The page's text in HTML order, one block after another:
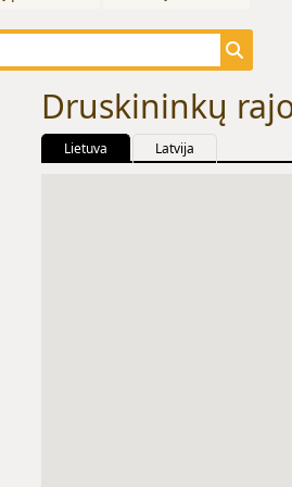
Druskininkų
Lietuva Latvija